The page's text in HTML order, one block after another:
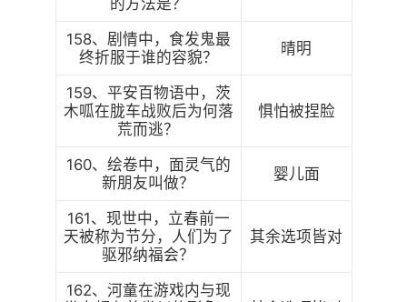
158、剧情中，食发鬼最
终折服于谁的容貌？
晴明
159、平安百物语中，茨
木呱在胧车战败后为何落
荒而逃？
惧怕被捏脸
160、绘卷中，面灵气的
新朋友叫做？
婴儿面
161、现世中，立春前一
天被称为节分，人们为了
驱邪纳福会？
其余选项皆对
162、河童在游戏内与现